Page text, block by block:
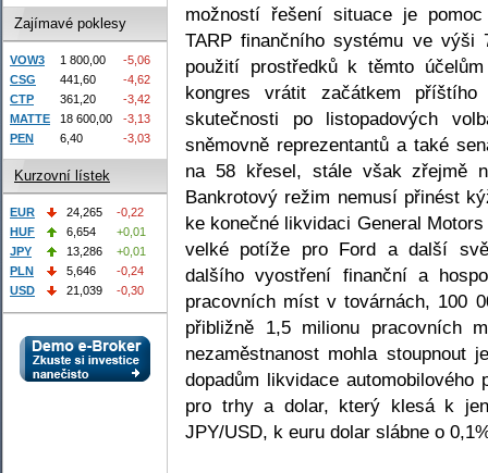
možností řešení situace je
TARP finančního systému ve
použití prostředků k těmto
kongres vrátit začátkem
skutečnosti po listopadových
sněmovně reprezentantů a také
na 58 křesel, stále však zřejmě
Bankrotový režim nemusí přinést
ke konečné likvidaci General
velké potíže pro Ford a další
dalšího vyostření finanční a
pracovních míst v továrnách, 100
přibližně 1,5 milionu pracovních
nezaměstnanost mohla
dopadům likvidace
pro trhy a dolar, který klesá k
JPY/USD, k euru dolar slábne o
Zajímavé poklesy
VOW3 1 800,00
-5,06
CSG
441,60
-4,62
CTP
361,20
-3,42
MATTE
18 600,00
-3,13
PEN
6,40 -3,03
Kurzovní lístek
EUR 24,265
-0,22
HUF
6,654
+0,01
JPY
13,286
+0,01
PLN
5,646
-0,24
USD
21,039 -0,30